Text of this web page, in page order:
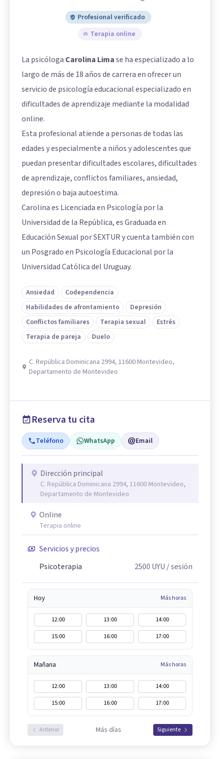
Profesional verificado
Terapia online
La psicóloga Carolina Limase ha especializado a lo
largo de más de 18 años de carrera en ofrecer un
servicio de psicología educacional especializado en
dificultades de aprendizaje mediante la modalidad
online.
Esta profesional atiende a personas de todas las
edades y especialmente a niños y adolescentes que
puedan presentar dificultades escolares, dificultades
de aprendizaje, conflictos familiares, ansiedad,
depresión o baja autoestima.
Carolina es Licenciada en Psicología por la
Universidad de la República, es Graduada en
Educación Sexual por SEXTUR y cuenta también con
un Posgrado en Psicología Educacional por la
Universidad Católica del Uruguay.
Ansiedad
Codependencia
Habilidades de afrontamiento
Depresión
Conflictos familiares
Terapia sexual
Estrés
Terapia de pareja
Duelo
C. República Dominicana 2994, 11600 Montevideo,
Departamento de Montevideo
Reserva tu cita
Teléfono WhatsApp Email
Dirección principal
C. República Dominicana 2994, 11600 Montevideo,
Departamento de Montevideo
Online
Terapia online
Servicios y precios
Psicoterapia
2500 UYU / sesión
Hoy Más horas
12:00 13:00
14:00
15:00
16:00 17:00
Mañana Más horas
12:00 13:00
14:00
15:00
16:00 17:00
Anterior Más días Siguiente